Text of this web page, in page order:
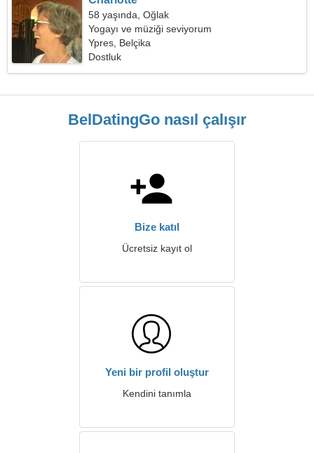
58 yaşında, Oğlak
Yogayı ve müziği seviyorum
Ypres, Belçika
Dostluk
BelDatingGo nasıl çalışır
Bize katıl
Ücretsiz kayıt ol
Yeni bir profil oluştur
Kendini tanımla